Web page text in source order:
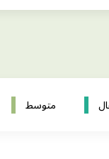
متوسط